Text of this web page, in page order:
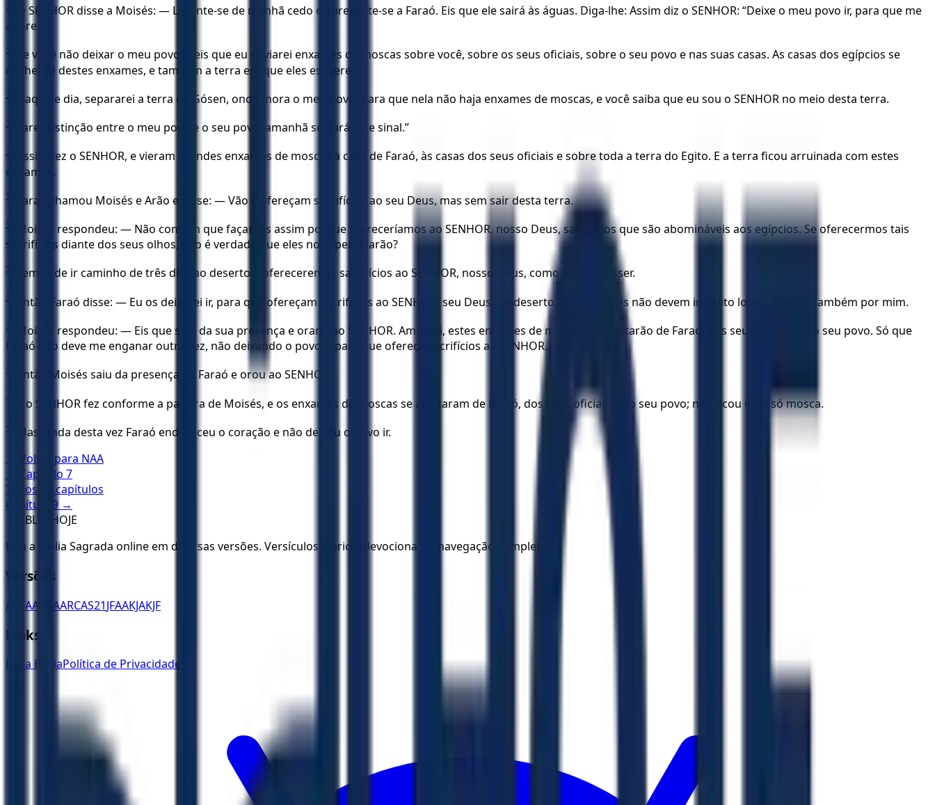
20
O SENHOR disse a Moisés: — Levante-se de manhã cedo e apresente-se a Faraó. Eis que ele sairá às águas. Diga-lhe: Assim diz o SENHOR: “Deixe o meu povo ir, para que me
adore.
21
Se você não deixar o meu povo ir, eis que eu enviarei enxames de moscas sobre você, sobre os seus oficiais, sobre o seu povo e nas suas casas. As casas dos egípcios se
encherão destes enxames, e também a terra em que eles estiverem.
22 Naquele dia, separarei a terra de Gósen, onde mora o meu povo, para que nela não haja enxames de moscas, e você saiba que eu sou o SENHOR no meio desta terra.
23 Farei distinção entre o meu povo e o seu povo; amanhã se dará este sinal.”
24
Assim fez o SENHOR, e vieram grandes enxames de moscas à casa de Faraó, às casas dos seus oficiais e sobre toda a terra do Egito. E a terra ficou arruinada com estes
enxames.
25 Faraó chamou Moisés e Arão e disse: — Vão e ofereçam sacrifícios ao seu Deus, mas sem sair desta terra.
26
Moisés respondeu: — Não convém que façamos assim porque ofereceríamos ao SENHOR, nosso Deus, sacrifícios que são abomináveis aos egípcios. Se oferecermos tais
sacrifícios diante dos seus olhos, não é verdade que eles nos apedrejarão?
27 Temos de ir caminho de três dias ao deserto e ofereceremos sacrifícios ao SENHOR, nosso Deus, como ele nos disser.
28 Então Faraó disse: — Eu os deixarei ir, para que ofereçam sacrifícios ao SENHOR, seu Deus, no deserto. Só que vocês não devem ir muito longe. E orem também por mim.
29
Moisés respondeu: — Eis que saio da sua presença e orarei ao SENHOR. Amanhã, estes enxames de moscas se afastarão de Faraó, dos seus oficiais e do seu povo. Só que
Faraó não deve me enganar outra vez, não deixando o povo ir para que ofereça sacrifícios ao SENHOR.
30 Então Moisés saiu da presença de Faraó e orou ao SENHOR.
31 E o SENHOR fez conforme a palavra de Moisés, e os enxames de moscas se afastaram de Faraó, dos seus oficiais e do seu povo; não ficou uma só mosca.
32
Mas ainda desta vez Faraó endureceu o coração e não deixou o povo ir.
← Voltar para NAA
← Capítulo 7
Todos os capítulos
Capítulo
9 →
BÍBLIA HOJE
Leia a Bíblia Sagrada online em diversas versões. Versículos diários, devocionais e navegação completa.
Versões
ACFAA ARAARCAS21JFAAKJAKJF
Links
Ler a BíbliaPolítica de Privacidade